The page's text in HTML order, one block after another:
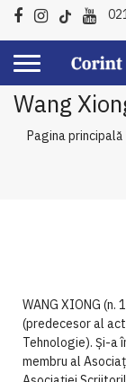
Wang
Pagina principală
WANG XIONG
(predecesor al
Tehnologie). Şi-a
membru al